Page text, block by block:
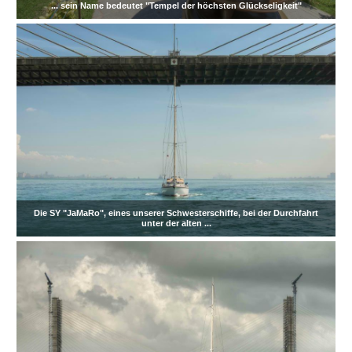
... sein Name bedeutet "Tempel der höchsten Glückseligkeit"
Die SY "JaMaRo", eines unserer Schwesterschiffe, bei der Durchfahrt
unter der alten ...